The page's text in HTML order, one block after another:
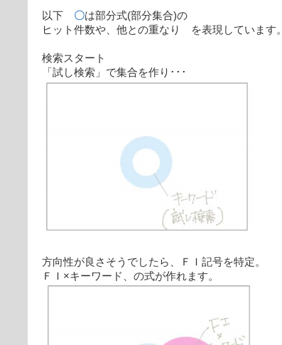
以下 〇は部分式(部分集合)の
ヒット件数や、他との重なり を表現しています。
検索スタート
「試し検索」で集合を作り･･･
方向性が良さそうでしたら、ＦＩ記号を特定。
ＦＩ×キーワード、の式が作れます。